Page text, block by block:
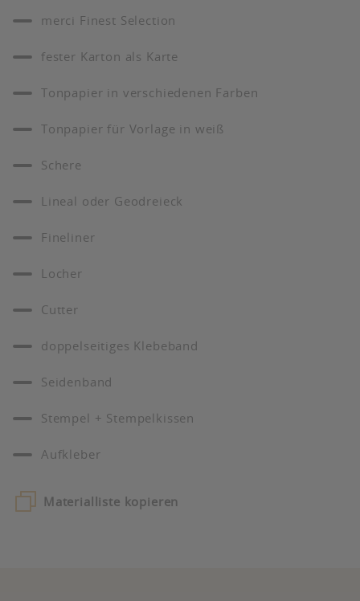
merci Finest Selection
fester Karton als Karte
Tonpapier in verschiedenen Farben
Tonpapier für Vorlage in weiß
Schere
Lineal oder Geodreieck
Fineliner
Locher
Cutter
doppelseitiges Klebeband
Seidenband
Stempel + Stempelkissen
Aufkleber
Materialliste kopieren